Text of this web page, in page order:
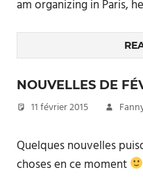
am organizing in Paris,
NOUVELLES DE
11 février 2015
Quelques nouvelles
choses en ce moment